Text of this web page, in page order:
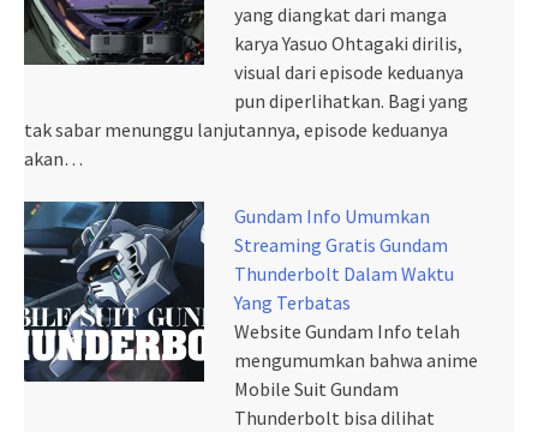
yang diangkat dari manga
karya Yasuo Ohtagaki dirilis,
visual dari episode keduanya
pun diperlihatkan. Bagi yang
tak sabar menunggu lanjutannya, episode keduanya
akan…
Gundam Info Umumkan
Streaming Gratis Gundam
Thunderbolt Dalam Waktu
Yang Terbatas
Website Gundam Info telah
mengumumkan bahwa anime
Mobile Suit Gundam
Thunderbolt bisa dilihat